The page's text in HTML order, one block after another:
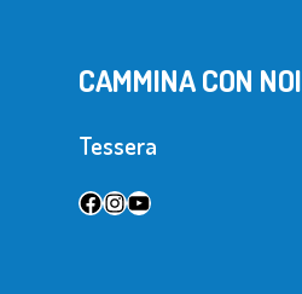
CAMMINA CON NOI
Tessera
Facebook
Instagram
YouTube